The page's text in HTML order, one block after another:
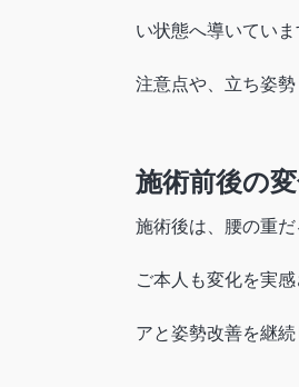
い状態へ導いてい
注意点や、立ち姿
施術前後の
施術後は、腰の重
ご本人も変化を実
アと姿勢改善を継